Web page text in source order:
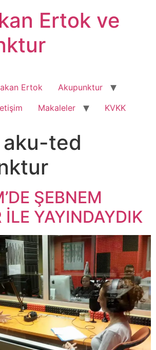
Ertok ve
Ertok
Akupunktur
Makaleler KVKK
aku-ted
ŞEBNEM
İLE YAYINDAYDIK